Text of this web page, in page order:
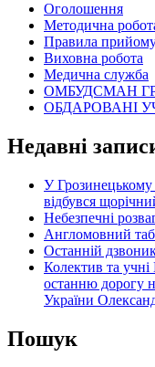
Оголошення
Методична
Правила
Виховна робота
Медична служба
ОМБУДСМАН
ОБДАРОВАНІ
Недавні
У Грозинецькому
відбувся
Небезпечні
Англомовний
Останній
Колектив та
останню дорогу
України
Пошук